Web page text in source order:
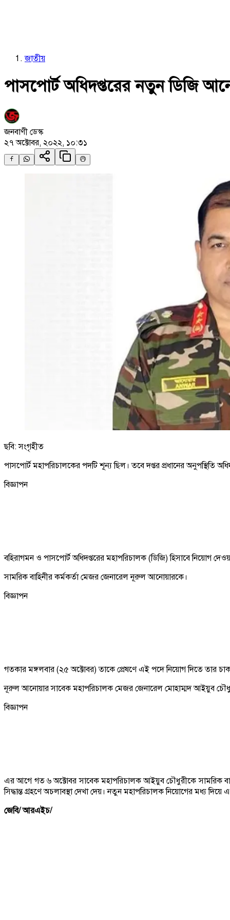
জাতীয়
পাসপোর্ট অধিদপ্তরের নতুন ডিজি
জনবাণী ডেস্ক
২৭ অক্টোবর, ২০২২, ১০:৩১
ছবি: সংগৃহীত
পাসপোর্ট মহাপরিচালকের পদটি শূন্য ছিল। তবে দপ্তর প্রধানের অনুপস্থিতি
বিজ্ঞাপন
বহিরাগমন ও পাসপোর্ট অধিদপ্তরের মহাপরিচালক (ডিজি) হিসাবে নিয়োগ
সামরিক বাহিনীর কর্মকর্তা মেজর জেনারেল নূরুল আনোয়ারকে।
বিজ্ঞাপন
গতকার মঙ্গলবার (২৫ অক্টোবর) তাকে প্রেষণে এই পদে নিয়োগ দিতে তার চাকরি
নূরুল আনোয়ার সাবেক মহাপরিচালক মেজর জেনারেল মোহাম্মদ আইয়ুব
বিজ্ঞাপন
এর আগে গত ৬ অক্টোবর সাবেক মহাপরিচালক আইয়ুব চৌধুরীকে সামরিক
সিদ্ধান্ত গ্রহণে অচলাবস্থা দেখা দেয়। নতুন মহাপরিচালক নিয়োগের মধ্য
জেবি/ আরএইচ/